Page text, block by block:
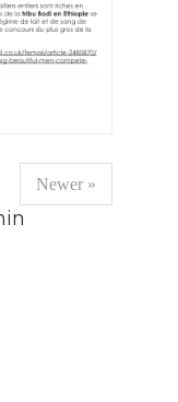
Newer »